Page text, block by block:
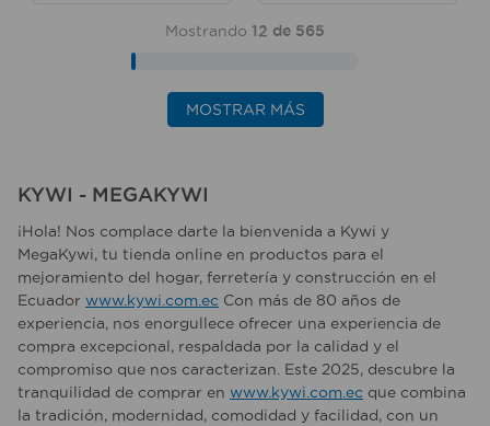
Mostrando 12 de 565
MOSTRAR MÁS
KYWI - MEGAKYWI
¡Hola! Nos complace darte la bienvenida a Kywi y
MegaKywi, tu tienda online en productos para el
mejoramiento del hogar, ferretería y construcción en el
Ecuador www.kywi.com.ec Con más de 80 años de
experiencia, nos enorgullece ofrecer una experiencia de
compra excepcional, respaldada por la calidad y el
compromiso que nos caracterizan. Este 2025, descubre la
tranquilidad de comprar en www.kywi.com.ec que combina
la tradición, modernidad, comodidad y facilidad, con un